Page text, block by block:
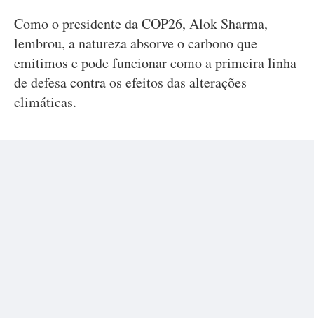
Como o presidente da COP26, Alok Sharma,
lembrou, a natureza absorve o carbono que
emitimos e pode funcionar como a primeira linha
de defesa contra os efeitos das alterações
climáticas.